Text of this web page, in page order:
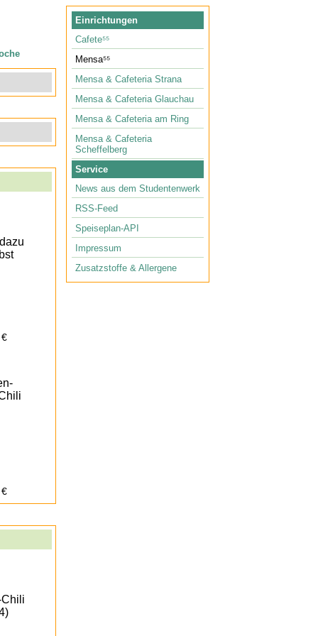
Einrichtungen
Cafete⁵⁵
Mensa⁵⁵
Mensa & Cafeteria Strana
Mensa & Cafeteria Glauchau
Mensa & Cafeteria am Ring
Mensa & Cafeteria
Scheffelberg
Service
News aus dem Studentenwerk
RSS-Feed
Speiseplan-API
Impressum
Zusatzstoffe & Allergene